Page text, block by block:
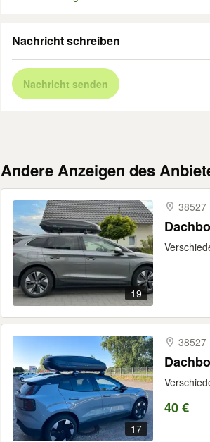
Nachricht schreiben
Nachricht senden
Andere Anzeigen des
19
38527
17
38527
40 €